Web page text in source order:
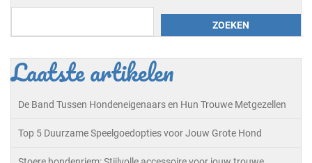
ZOEKEN
Laatste artikelen
De Band Tussen Hondeneigenaars en Hun Trouwe Metgezellen
Top 5 Duurzame Speelgoedopties voor Jouw Grote Hond